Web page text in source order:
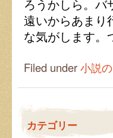
ろうかしら。バ
遠いからあまり
な気がします。
Filed under小説
カテゴリー